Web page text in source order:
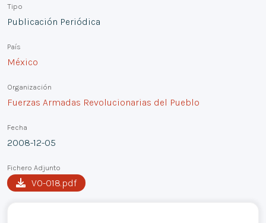
Tipo
Publicación Periódica
País
México
Organización
Fuerzas Armadas Revolucionarias del Pueblo
Fecha
2008-12-05
Fichero Adjunto
VO-018.pdf